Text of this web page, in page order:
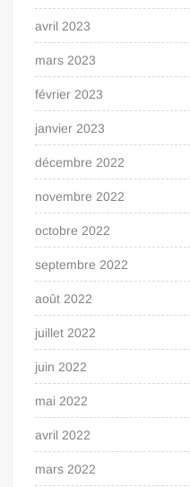
avril 2023
mars 2023
février 2023
janvier 2023
décembre 2022
novembre 2022
octobre 2022
septembre 2022
août 2022
juillet 2022
juin 2022
mai 2022
avril 2022
mars 2022